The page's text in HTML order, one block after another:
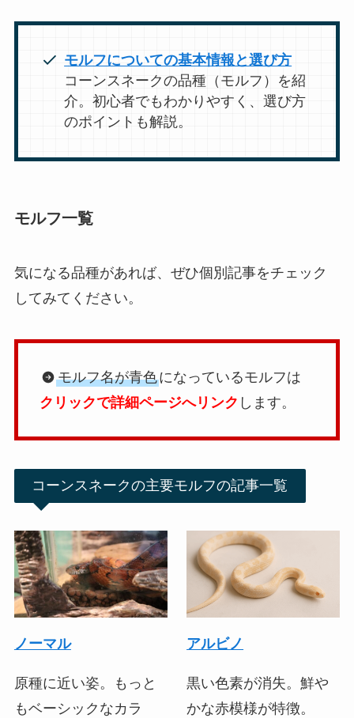
モルフについての基本情報と選び方
コーンスネークの品種（モルフ）を紹
介。初心者でもわかりやすく、選び方
のポイントも解説。
モルフ一覧
気になる品種があれば、ぜひ個別記事をチェック
してみてください。
モルフ名が青色になっているモルフは
クリックで詳細ページへリンク します。
コーンスネークの主要モルフの記事一覧
ノーマル
原種に近い姿。もっと
もベーシックなカラ
アルビノ
黒い色素が消失。鮮や
かな赤模様が特徴。